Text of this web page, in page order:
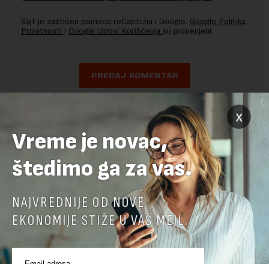
Sajt je zaštićen pomocu reCaptcha i Google. Google Politika
Privatnosti i Google Uslovi Korišćenja su primenjeni.
POVEZANI SADRŽAJI
x
Vreme je novac,
štedimo ga za vas.
NAJVREDNIJE OD NOVE
EKONOMIJE STIŽE U VAŠ MEJL.